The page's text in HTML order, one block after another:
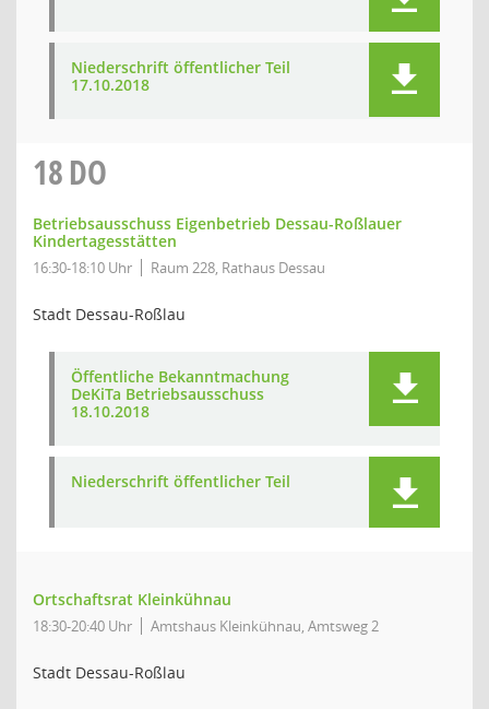
Niederschrift öffentlicher Teil
17.10.2018
18DO
Betriebsausschuss Eigenbetrieb Dessau-Roßlauer
Kindertagesstätten
16:30-18:10 Uhr Raum 228, Rathaus Dessau
Stadt Dessau-Roßlau
Öffentliche Bekanntmachung
DeKiTa Betriebsausschuss
18.10.2018
Niederschrift öffentlicher Teil
Ortschaftsrat Kleinkühnau
18:30-20:40 Uhr Amtshaus Kleinkühnau, Amtsweg 2
Stadt Dessau-Roßlau